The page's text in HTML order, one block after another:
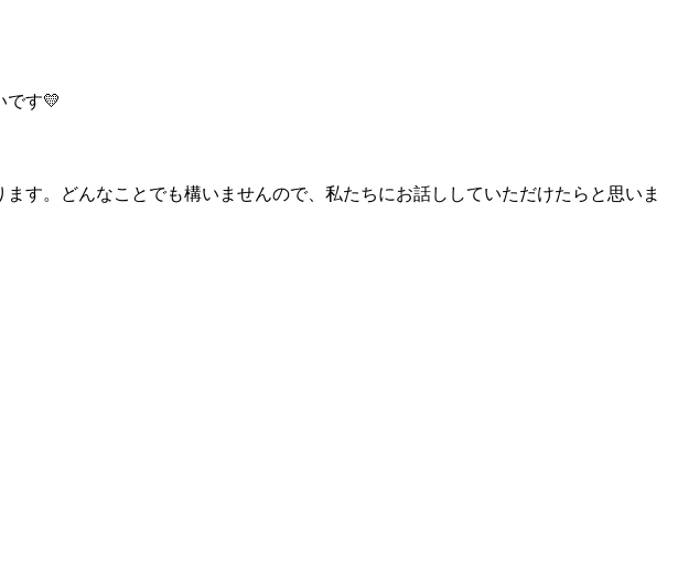
です💛
す。どんなことでも構いませんので、私たちにお話ししていただけたらと思いま